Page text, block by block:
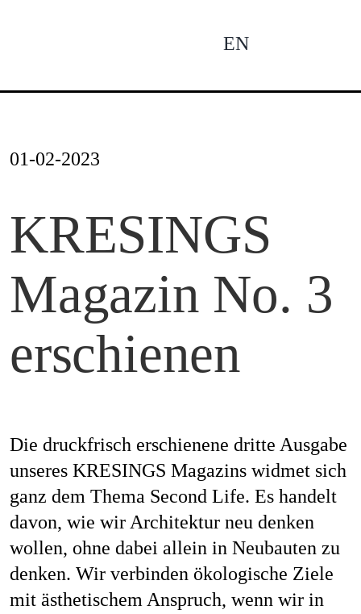
EN
01-02-2023
KRESINGS
Magazin No. 3
erschienen
Die druckfrisch erschienene dritte Ausgabe
unseres KRESINGS Magazins widmet sich
ganz dem Thema Second Life. Es handelt
davon, wie wir Architektur neu denken
wollen, ohne dabei allein in Neubauten zu
denken. Wir verbinden ökologische Ziele
mit ästhetischem Anspruch, wenn wir in